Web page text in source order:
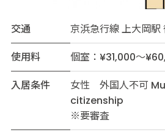
交通
京浜急行線 上大岡駅
使用料
個室：¥31,000～
入居条件
女性 外国人不可
citizenship
※要審査